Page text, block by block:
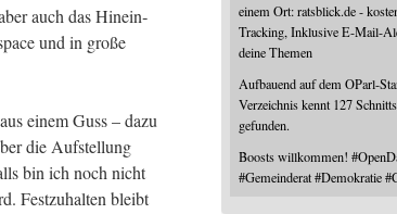
auch das Hin­ein­
und in gro­ße
einem Guss – dazu
die Auf­stel­lung
bin ich noch nicht
Fest­zu­hal­ten bleibt
einem Ort: ratsblick.de -
Tracking, Inklusive E-Mail-
deine Themen
Aufbauend auf dem OParl-
Verzeichnis kennt 127
gefunden.
Boosts willkommen!#
#Gemeinderat #Demokratie #